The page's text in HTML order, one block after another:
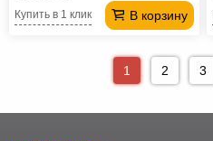
В корзину
Купить в 1 клик
1 2 3